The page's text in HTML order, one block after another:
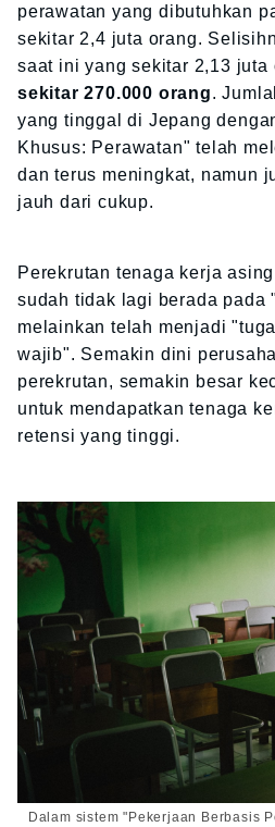
perawatan yang dibutuhkan
sekitar 2,4 juta orang.
saat ini yang sekitar 2,13 juta
sekitar 270.000 orang.
yang tinggal di Jepang
Khusus: Perawatan" telah
dan terus meningkat, namun
jauh dari cukup.
Perekrutan tenaga kerja
sudah tidak lagi berada pada
melainkan telah menjadi
wajib". Semakin dini
perekrutan, semakin besar
untuk mendapatkan tenaga
retensi yang tinggi.
Dalam sistem "Pekerjaan Berbasis